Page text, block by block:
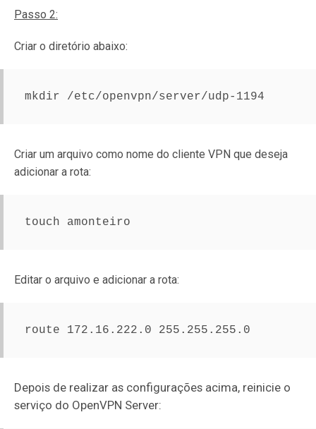
Passo 2:
Criar o diretório abaixo:
mkdir /etc/openvpn/server/udp-1194
Criar um arquivo como nome do cliente VPN que deseja
adicionar a rota:
touch amonteiro
Editar o arquivo e adicionar a rota:
route 172.16.222.0 255.255.255.0
Depois de realizar as configurações acima, reinicie o
serviço do OpenVPN Server: